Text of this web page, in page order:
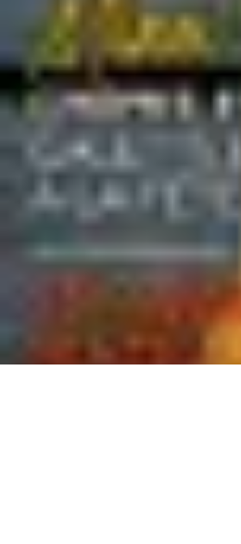
Paleo Cuisine
Nutrition Paléo
Santé et Nutrition
Paleo Cuisine